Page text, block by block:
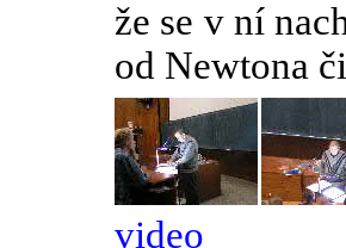
že se v ní
od Newtona
video